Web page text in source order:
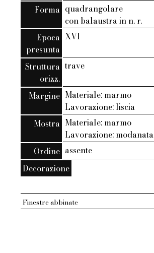
Forma quadrangolare
con balaustra in n. r.
Epoca
presunta
XVI
Struttura
orizz.
trave
Margine Materiale: marmo
Lavorazione: liscia
Mostra Materiale: marmo
Lavorazione: modanata
Ordine assente
Decorazione
Finestre abbinate